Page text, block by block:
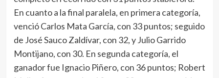
En cuanto a la final paralela, en primera categoría,
venció Carlos Mata García, con 33 puntos; seguido
de José Sauco Zaldívar, con 32, y Julio Garrido
Montijano, con 30. En segunda categoría, el
ganador fue Ignacio Piñero, con 36 puntos; Robert